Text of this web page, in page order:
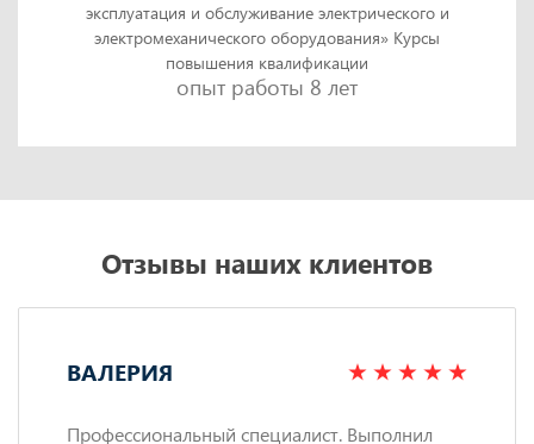
эксплуатация и обслуживание электрического и
электромеханического оборудования» Курсы
повышения квалификации
опыт работы 8 лет
Отзывы наших клиентов
ВАЛЕРИЯ
Профессиональный специалист. Выполнил